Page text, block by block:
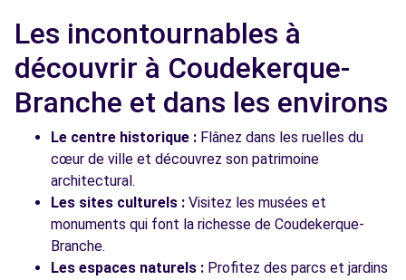
Les incontournables à
découvrir à Coudekerque-
Branche et dans les environs
Le centre historique : Flânez dans les ruelles du
cœur de ville et découvrez son patrimoine
architectural.
Les sites culturels : Visitez les musées et
monuments qui font la richesse de Coudekerque-
Branche.
Les espaces naturels : Profitez des parcs et jardins